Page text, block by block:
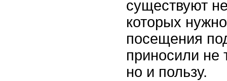
существуют
которых
посещения
приносили не
но и пользу.